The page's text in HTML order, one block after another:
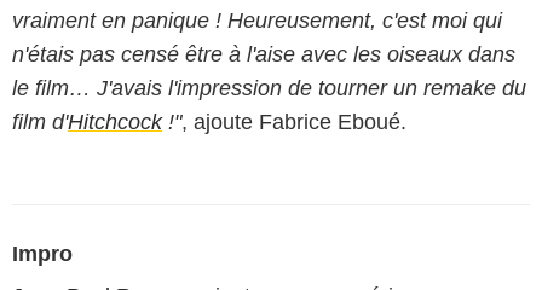
vraiment en panique ! Heureusement, c'est moi qui
n'étais pas censé être à l'aise avec les oiseaux dans
le film… J'avais l'impression de tourner un remake du
film d'Hitchcock!", ajoute Fabrice Eboué.
Impro